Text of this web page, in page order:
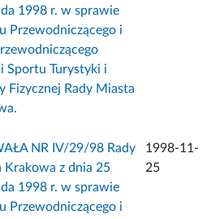
1998 r. w sprawie
Przewodniczącego i
Sportu Turystyki i
Fizycznej Rady Miasta
NR IV/29/98 Rady
Krakowa z dnia 25
1998 r. w sprawie
Przewodniczącego i
1998-11-
25